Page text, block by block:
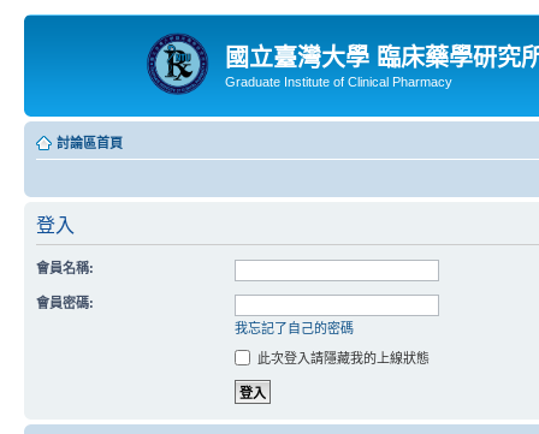
國立臺灣大學 臨床藥學研究
Graduate Institute of Clinical Pharmacy
討論區首頁
登入
會員名稱:
會員密碼:
我忘記了自己的密碼
此次登入請隱藏我的上線狀態